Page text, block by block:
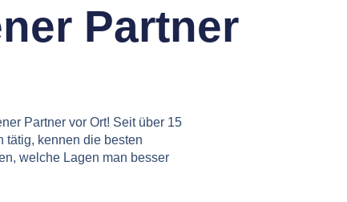
Partner
Partner vor Ort! Seit über 15
tätig, kennen die besten
welche Lagen man besser